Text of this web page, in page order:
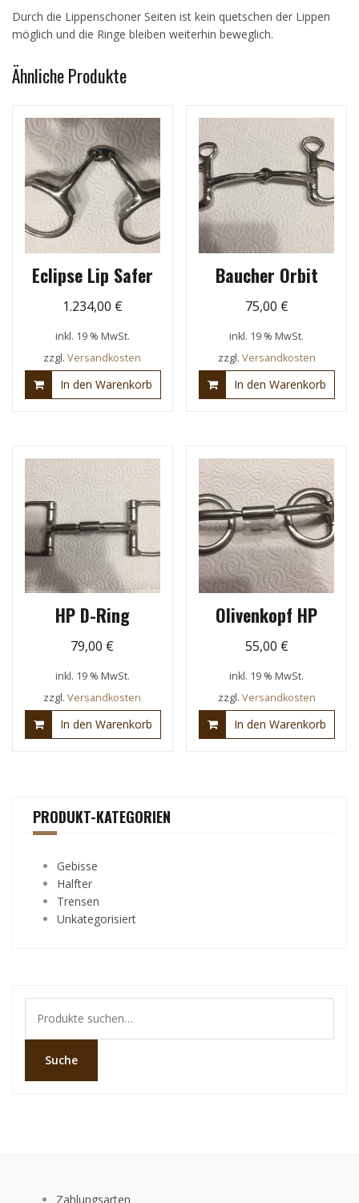
Durch die Lippenschoner Seiten ist kein quetschen der Lippen
möglich und die Ringe bleiben weiterhin beweglich.
Ähnliche Produkte
Eclipse Lip Safer
1.234,00 €
inkl. 19 % MwSt.
zzgl.Versandkosten
In den Warenkorb
Baucher Orbit
75,00 €
inkl. 19 % MwSt.
zzgl. Versandkosten
In den Warenkorb
HP D-Ring
79,00 €
inkl. 19 % MwSt.
zzgl.Versandkosten
In den Warenkorb
Olivenkopf HP
55,00 €
inkl. 19 % MwSt.
zzgl. Versandkosten
In den Warenkorb
PRODUKT-KATEGORIEN
Gebisse
Halfter
Trensen
Unkategorisiert
nach:
Suche
Zahlungsarten